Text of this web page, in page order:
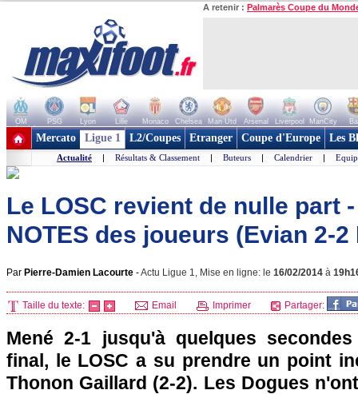
A retenir : Palmarès Coupe du
OM PSG Lyon Lille Monaco Chelsea Man Utd Arsenal Liverpool ManCity
+ de clubs
Mercato Ligue 1 L2/Coupes Etranger Coupe d'Europe Les
Actualité | Résultats & Classement | Buteurs | Calendrier |
Le LOSC revient de nulle part
NOTES des joueurs (Evian 2-2
Par Pierre-Damien Lacourte -Actu Ligue 1, Mise en ligne: le 16/02/2014 à
Taille du texte: Email Imprimer Partager:
Mené 2-1 jusqu'à quelques
final, le LOSC a su prendre un point
Thonon Gaillard (2-2). Les Dogues